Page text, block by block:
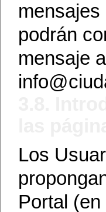
podrán
mensaje
Los
Portal